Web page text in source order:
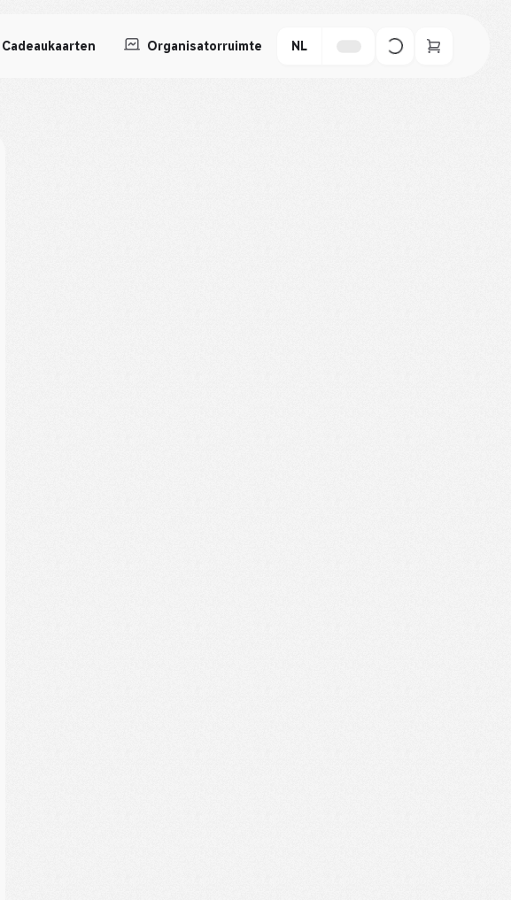
Cadeaukaarten Organisatorruimte NL